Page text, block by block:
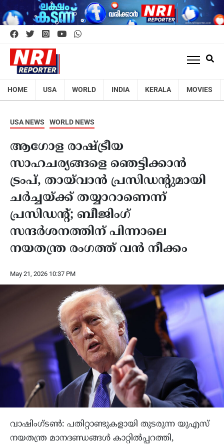
HOME USA WORLD INDIA KERALA MOVIES
USA NEWS WORLD NEWS
ആഗോള രാഷ്ട്രീയ
സാഹചര്യങ്ങളെ ഞെട്ടിക്കാൻ
ട്രംപ്, തായ്‌വാൻ പ്രസിഡന്റുമായി
ചർച്ചയ്ക്ക് തയ്യാറാണെന്ന്
പ്രസിഡൻ്റ്; ബീജിംഗ്
സന്ദർശനത്തിന് പിന്നാലെ
നയതന്ത്ര രംഗത്ത് വൻ നീക്കം
May 21, 2026 10:37 PM
വാഷിംഗ്ടൺ: പതിറ്റാണ്ടുകളായി തുടരുന്ന യുഎസ്
നയതന്ത്ര മാനദണ്ഡങ്ങൾ കാറ്റിൽപ്പറത്തി,